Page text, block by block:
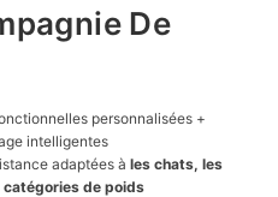
De
personnalisées +
intelligentes
adaptées à les chats, les
de poids